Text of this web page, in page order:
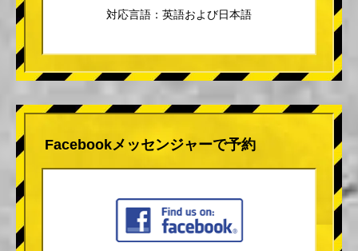
対応言語：英語および日本語
Facebookメッセンジャーで予約